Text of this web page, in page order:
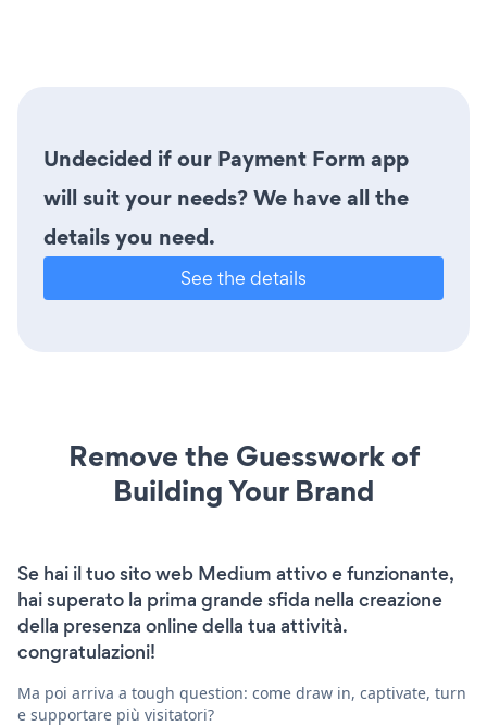
Undecided if our Payment Form app
will suit your needs? We have all the
details you need.
See the details
Remove the Guesswork of
Building Your Brand
Se hai il tuo sito web Medium attivo e funzionante,
hai superato la prima grande sfida nella creazione
della presenza online della tua attività.
congratulazioni!
Ma poi arriva a tough question: come draw in, captivate, turn
e supportare più visitatori?